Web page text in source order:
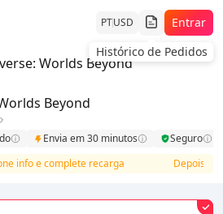
PTUSD
Histórico de Pedidos
Entrar
Worlds Beyond
Beyond
Envia em 30 minutos
Seguro
info e complete recarga
Depois do